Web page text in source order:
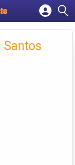
Santos